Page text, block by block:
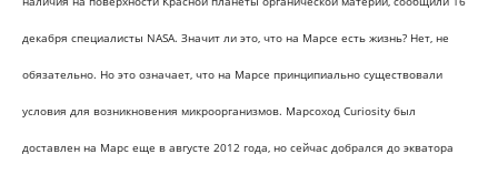
декабря специалисты NASA. Значит ли это, что на Марсе есть жизнь? Нет, не
обязательно. Но это означает, что на Марсе принципиально существовали
условия для возникновения микроорганизмов. Марсоход Curiosity был
доставлен на Марс еще в августе 2012 года, но сейчас добрался до экватора